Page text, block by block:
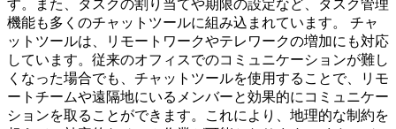
す。また、タスクの割り当てや期限の設定など、タスク管理
機能も多くのチャットツールに組み込まれています。 チャ
ットツールは、リモートワークやテレワークの増加にも対応
しています。従来のオフィスでのコミュニケーションが難し
くなった場合でも、チャットツールを使用することで、リモ
ートチームや遠隔地にいるメンバーと効果的にコミュニケー
ションを取ることができます。これにより、地理的な制約を